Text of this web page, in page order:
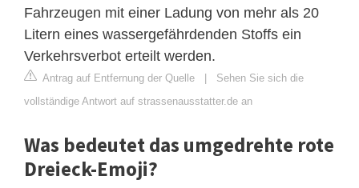
Fahrzeugen mit einer Ladung von mehr als 20
Litern eines wassergefährdenden Stoffs ein
Verkehrsverbot erteilt werden.
Antrag auf Entfernung der Quelle | Sehen Sie sich die
vollständige Antwort auf strassenausstatter.de an
Was bedeutet das umgedrehte rote
Dreieck-Emoji?